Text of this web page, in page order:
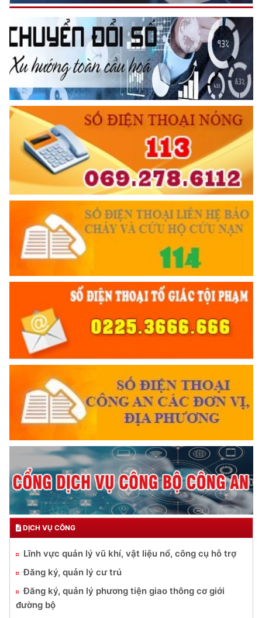
DỊCH VỤ CÔNG
Lĩnh vực quản lý vũ khí, vật liệu nổ, công cụ hỗ trợ
Đăng ký, quản lý cư trú
Đăng ký, quản lý phương tiện giao thông cơ giới
đường bộ